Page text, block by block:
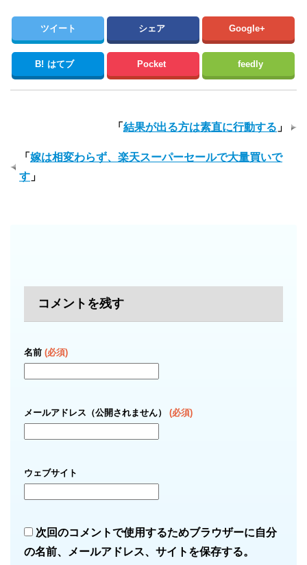
ツイート シェア Google+
B! はてブ Pocket feedly
「 結果が出る方は素直に行動する 」
「 嫁は相変わらず、楽天スーパーセールで大量買いで
す 」
コメントを残す
名前 (必須)
メールアドレス（公開されません） (必須)
ウェブサイト
次回のコメントで使用するためブラウザーに自分
の名前、メールアドレス、サイトを保存する。